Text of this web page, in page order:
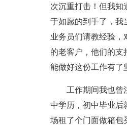
次沉重打击！但我知
于如愿的到手了，我
业务员们请教经验，
的老客户，他们的支
能做好这份工作有了
工作期间我也曾注
中学历，初中毕业后
场租了个门面做箱包